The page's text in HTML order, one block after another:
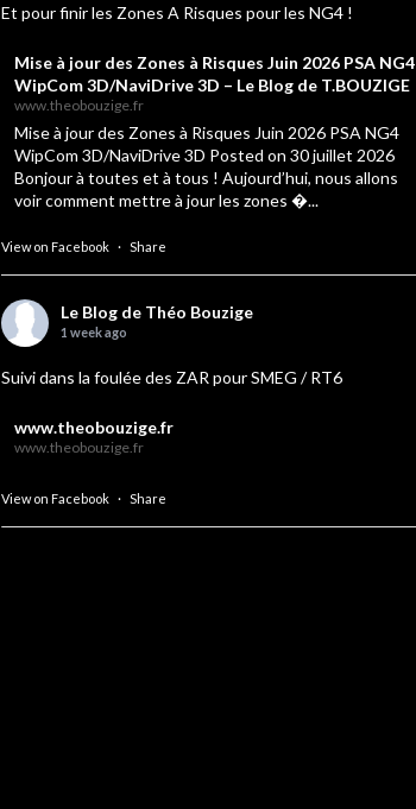
Et pour finir les Zones A Risques pour les NG4 !
Mise à jour des Zones à Risques Juin 2026 PSA NG4
WipCom 3D/NaviDrive 3D – Le Blog de T.BOUZIGE
www.theobouzige.fr
Mise à jour des Zones à Risques Juin 2026 PSA NG4
WipCom 3D/NaviDrive 3D Posted on 30 juillet 2026
Bonjour à toutes et à tous ! Aujourd’hui, nous allons
voir comment mettre à jour les zones �...
View on Facebook · Share
Le Blog de Théo Bouzige
1 week ago
Suivi dans la foulée des ZAR pour SMEG / RT6
www.theobouzige.fr
www.theobouzige.fr
View on Facebook · Share